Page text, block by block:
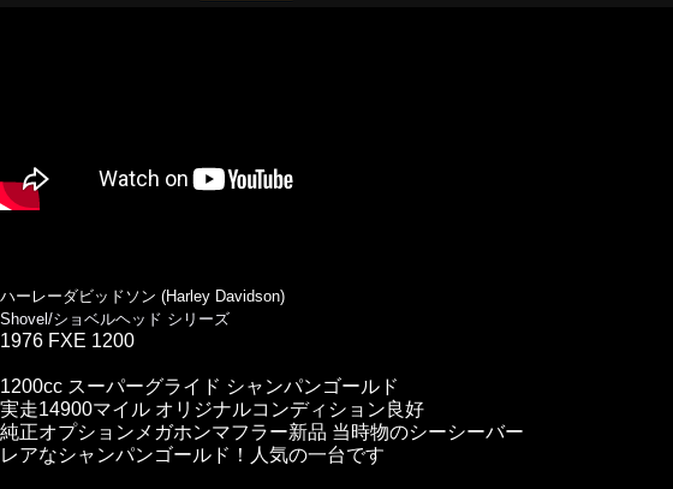
ハーレーダビッドソン (Harley Davidson)
Shovel/ショベルヘッド シリーズ
1976 FXE 1200
1200cc スーパーグライド シャンパンゴールド
実走14900マイル オリジナルコンディション良好
純正オプションメガホンマフラー新品 当時物のシーシーバー
レアなシャンパンゴールド！人気の一台です